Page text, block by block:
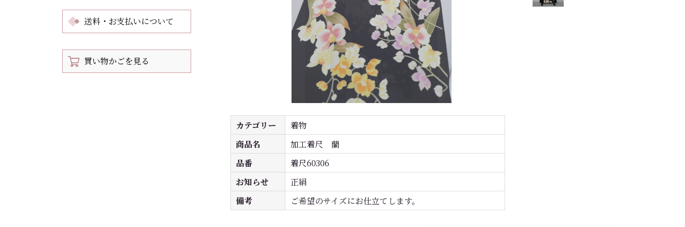
カテゴリー
着物
商品名
加工着尺 蘭
品番
着尺60306
お知らせ
正絹
備考
ご希望のサイズにお仕立てします。
送料・お支払いについて
買い物かごを見る